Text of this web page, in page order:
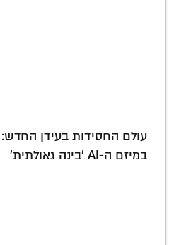
עולם החסידות בעידן
במיזם ה-AI 'בינה גאולתית'